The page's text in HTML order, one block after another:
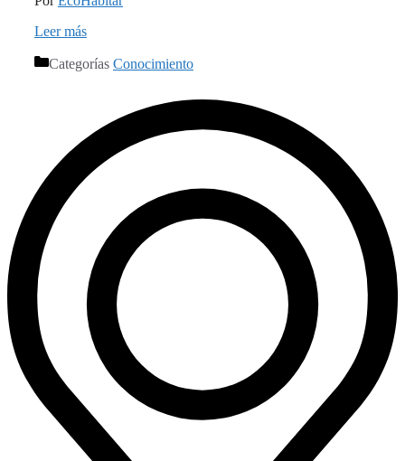
Leer más
Categorías Conocimiento